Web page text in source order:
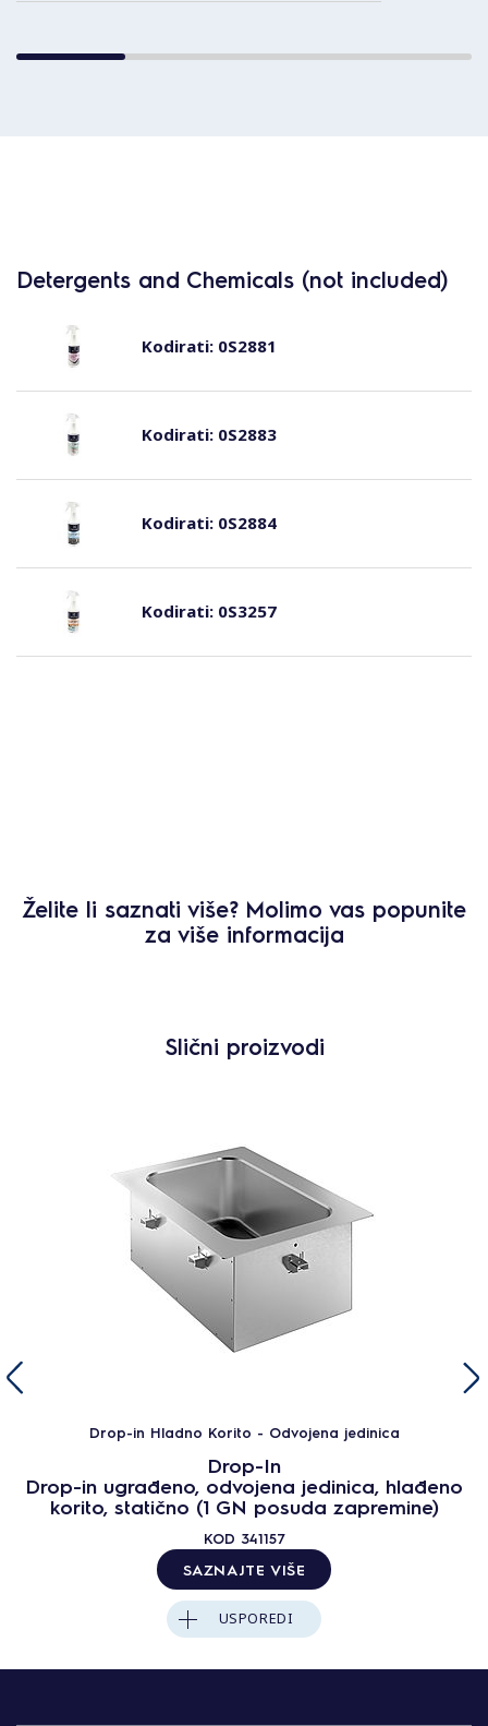
Detergents and Chemicals (not included)
Kodirati:0S2881
Kodirati:0S2883
Kodirati:0S2884
Kodirati:0S3257
Želite li saznati više? Molimo vas popunite
za više informacija
Slični proizvodi
Drop-in Hladno Korito - Odvojena jedinica
Drop-In
Drop-in ugrađeno, odvojena jedinica, hlađeno
korito, statično (1 GN posuda zapremine)
KOD 341157
SAZNAJTE VIŠE
USPOREDI